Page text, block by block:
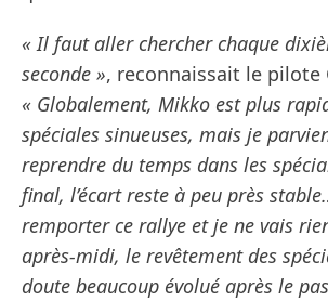
« Il faut aller chercher chaque
seconde », reconnaissait le pilote
« Globalement, Mikko est plus
spéciales sinueuses, mais je
reprendre du temps dans les
final, l’écart reste à peu près
remporter ce rallye et je ne vais
après-midi, le revêtement des
doute beaucoup évolué après le